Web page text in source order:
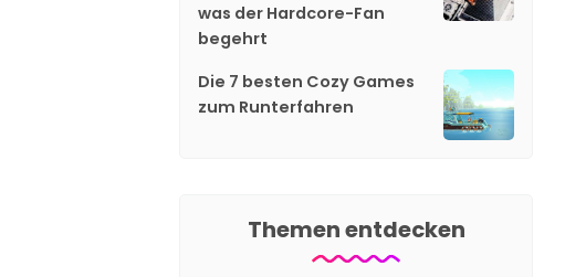
was der Hardcore-Fan
begehrt
Die 7 besten Cozy Games
zum Runterfahren
Themen entdecken